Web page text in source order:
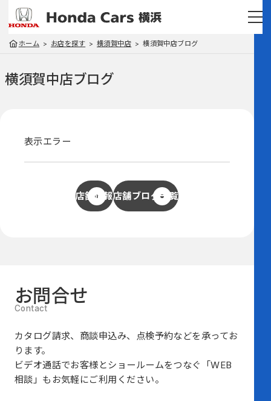
ホーム お店を探す 横須賀中店 横須賀中店ブログ
横須賀中店ブログ
表示エラー
店舗情報店舗ブログ一覧
お問合せ
カタログ請求、商談申込み、点検予約などを承ってお
ります。
ビデオ通話でお客様とショールームをつなぐ
「WEB
相談」も お気軽にご利用ください。